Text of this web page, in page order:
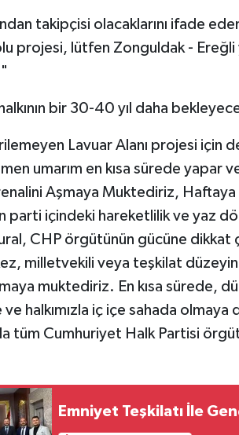
takipçisi olacaklarını ifade
projesi, lütfen Zonguldak -
bir 30-40 yıl daha
Lavuar Alanı projesi için
umarım en kısa sürede yapar
Aşmaya Muktediriz, Haftaya
parti içindeki hareketlilik ve yaz
CHP örgütünün gücüne dikkat
milletvekili veya teşkilat
muktediriz. En kısa sürede,
halkımızla iç içe sahada
tüm Cumhuriyet Halk Partisi
Emniyet Teşkilatı İle